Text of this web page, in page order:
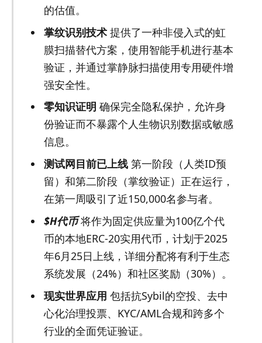
的估值。
掌纹识别技术提供了一种非侵入式的虹
膜扫描替代方案，使用智能手机进行基本
验证，并通过掌静脉扫描使用专用硬件增
强安全性。
零知识证明 确保完全隐私保护，允许身
份验证而不暴露个人生物识别数据或敏感
信息。
测试网目前已上线第一阶段（人类ID预
留）和第二阶段（掌纹验证）正在运行，
在第一周吸引了近150,000名参与者。
$H代币将作为固定供应量为100亿个代
币的本地ERC-20实用代币，计划于2025
年6月25日上线，详细分配将有利于生态
系统发展（24%）和社区奖励（30%）。
现实世界应用 包括抗Sybil的空投、去中
心化治理投票、KYC/AML合规和跨多个
行业的全面凭证验证。